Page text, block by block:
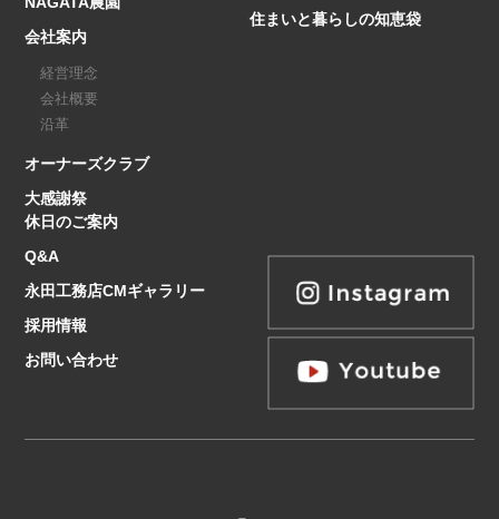
会社案内
経営理念
会社概要
沿革
オーナーズクラブ
大感謝祭
休日のご案内
Q&A
永田工務店CMギャラリー
採用情報
お問い合わせ
住まいと暮らしの知恵袋